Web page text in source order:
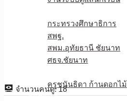
กระทรวงศึกษาธิการ
สพฐ.
สพม.อุทัยธานี ชัยนาท
ศธจ.ชัยนาท
ครูชนันธิดา ก้านดอกไม้
ติดต่อเรา
จำนวนคนดู: 18